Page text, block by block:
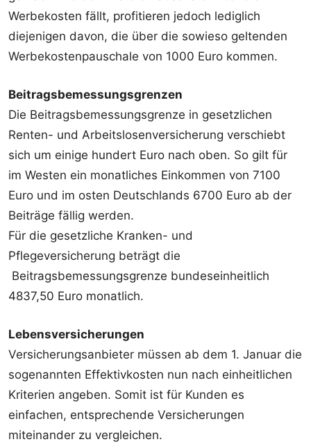
Werbekosten fällt, profitieren jedoch lediglich
diejenigen davon, die über die sowieso geltenden
Werbekostenpauschale von 1000 Euro kommen.
Beitragsbemessungsgrenzen
Die Beitragsbemessungsgrenze in gesetzlichen
Renten- und Arbeitslosenversicherung verschiebt
sich um einige hundert Euro nach oben. So gilt für
im Westen ein monatliches Einkommen von 7100
Euro und im osten Deutschlands 6700 Euro ab der
Beiträge fällig werden.
Für die gesetzliche Kranken- und
Pflegeversicherung beträgt die
Beitragsbemessungsgrenze bundeseinheitlich
4837,50 Euro monatlich.
Lebensversicherungen
Versicherungsanbieter müssen ab dem 1. Januar die
sogenannten Effektivkosten nun nach einheitlichen
Kriterien angeben. Somit ist für Kunden es
einfachen, entsprechende Versicherungen
miteinander zu vergleichen.